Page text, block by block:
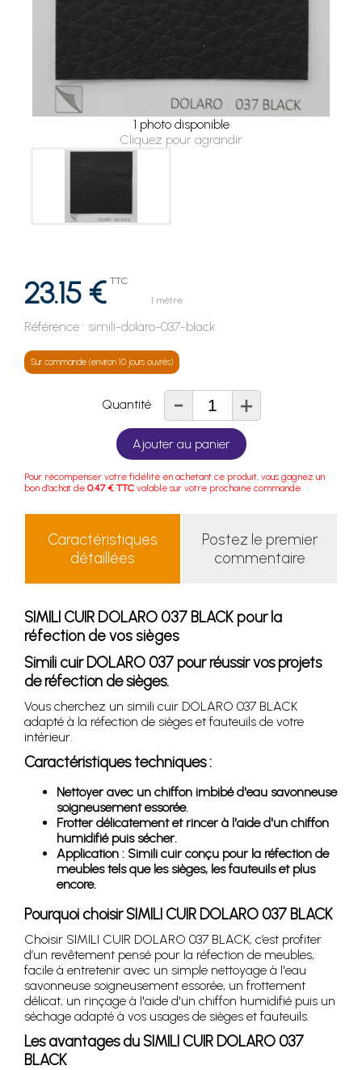
1 photo disponible
Cliquez pour agrandir
23.15 € TTC
1 mètre
Référence : simili-dolaro-037-black
Sur commande (environ 10 jours ouvrés)
Quantité - +
Ajouter au panier
Pour récompenser votre fidélité en achetant ce produit, vous gagnez un
bon d'achat de 0.47 € TTC valable sur votre prochaine commande.
Caractéristiques
détaillées
Postez le premier
commentaire
SIMILI CUIR DOLARO 037 BLACK pour la
réfection de vos sièges
Simili cuir DOLARO 037 pour réussir vos projets
de réfection de sièges.
Vous cherchez un simili cuir DOLARO 037 BLACK
adapté à la réfection de sièges et fauteuils de votre
intérieur.
Caractéristiques techniques :
Nettoyer avec un chiffon imbibé d'eau savonneuse
soigneusement essorée.
Frotter délicatement et rincer à l'aide d'un chiffon
humidifié puis sécher.
Application : Simili cuir conçu pour la réfection de
meubles tels que les sièges, les fauteuils et plus
encore.
Pourquoi choisir SIMILI CUIR DOLARO 037 BLACK
Choisir SIMILI CUIR DOLARO 037 BLACK, c’est profiter
d’un revêtement pensé pour la réfection de meubles,
facile à entretenir avec un simple nettoyage à l'eau
savonneuse soigneusement essorée, un frottement
délicat, un rinçage à l'aide d'un chiffon humidifié puis un
séchage adapté à vos usages de sièges et fauteuils.
Les avantages du SIMILI CUIR DOLARO 037
BLACK